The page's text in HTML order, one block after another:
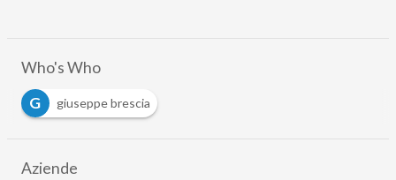
Who's Who
G
giuseppe brescia
Aziende